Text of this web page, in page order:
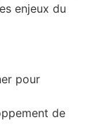
enjeux du
pour
de